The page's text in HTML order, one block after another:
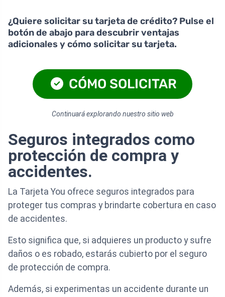
¿Quiere solicitar su tarjeta de crédito? Pulse el
botón de abajo para descubrir ventajas
adicionales y cómo solicitar su tarjeta.
CÓMO SOLICITAR
Continuará explorando nuestro sitio web
Seguros integrados como
protección de compra y
accidentes.
La Tarjeta You ofrece seguros integrados para
proteger tus compras y brindarte cobertura en caso
de accidentes.
Esto significa que, si adquieres un producto y sufre
daños o es robado, estarás cubierto por el seguro
de protección de compra.
Además, si experimentas un accidente durante un